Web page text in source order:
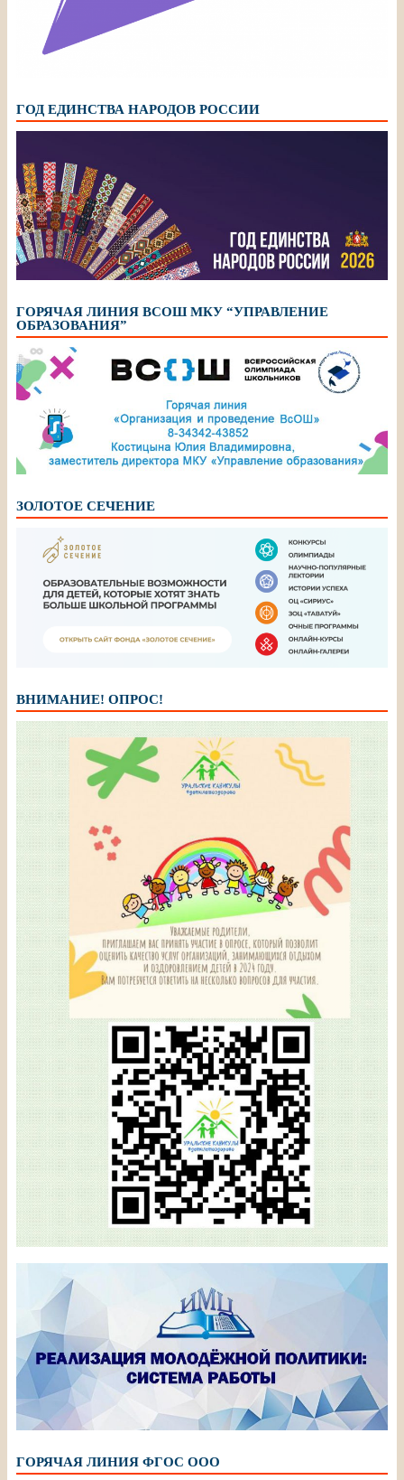
ГОД ЕДИНСТВА НАРОДОВ РОССИИ
ГОРЯЧАЯ ЛИНИЯ ВСОШ МКУ “УПРАВЛЕНИЕ
ОБРАЗОВАНИЯ”
ЗОЛОТОЕ СЕЧЕНИЕ
ВНИМАНИЕ! ОПРОС!
ГОРЯЧАЯ ЛИНИЯ ФГОС ООО